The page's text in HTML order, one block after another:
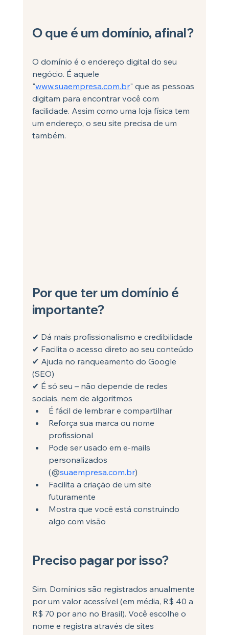
O que é um domínio, afinal?
O domínio é o endereço digital do seu
negócio. É aquele
"www.suaempresa.com.br" que as pessoas
digitam para encontrar você com
facilidade. Assim como uma loja física tem
um endereço, o seu site precisa de um
também.
Por que ter um domínio é
importante?
✔ Dá mais profissionalismo e credibilidade
✔ Facilita o acesso direto ao seu conteúdo
✔ Ajuda no ranqueamento do Google
(SEO)
✔ É só seu – não depende de redes
sociais, nem de algoritmos
É fácil de lembrar e compartilhar
Reforça sua marca ou nome
profissional
Pode ser usado em e-mails
personalizados
(@suaempresa.com.br)
Facilita a criação de um site
futuramente
Mostra que você está construindo
algo com visão
Preciso pagar por isso?
Sim. Domínios são registrados anualmente
por um valor acessível (em média, R$ 40 a
R$ 70 por ano no Brasil). Você escolhe o
nome e registra através de sites